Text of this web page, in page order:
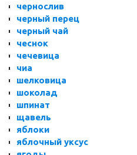
чернослив
черный перец
черный чай
чеснок
чечевица
чиа
шелковица
шоколад
шпинат
щавель
яблоки
яблочный уксус